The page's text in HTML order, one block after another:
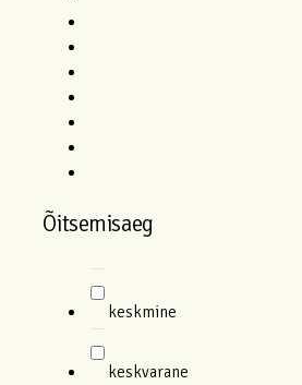
Õitsemisaeg
keskmine
keskvarane